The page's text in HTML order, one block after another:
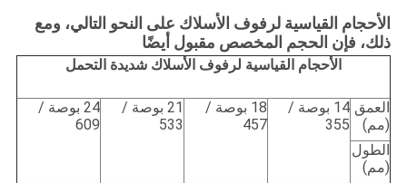
الأحجام القياسية لرفوف الأسلاك على النحو التالي، ومع
ذلك، فإن الحجم المخصص مقبول أيضًا
الأحجام القياسية لرفوف الأسلاك شديدة التحمل
العمق
(مم)
14 بوصة /
355
18 بوصة /
457
21 بوصة /
533
24 بوصة /
609
الطول
(مم)